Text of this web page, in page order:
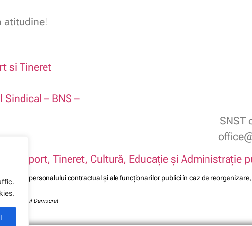
atitudine!
si Tineret
Sindical – BNS –
SNST
Sport, Tineret, Cultură, Educație și Administrație
personalului contractual și ale funcționarilor publici în caz de
Social Democrat